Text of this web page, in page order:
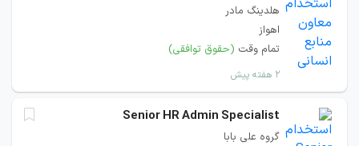
هلدینگ مادر
اهواز
تمام وقت (حقوق توافقی)
۲ هفته پیش
Senior HR Admin Specialist
گروه علی بابا